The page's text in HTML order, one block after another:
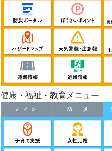
健康・福祉・教育メニュー